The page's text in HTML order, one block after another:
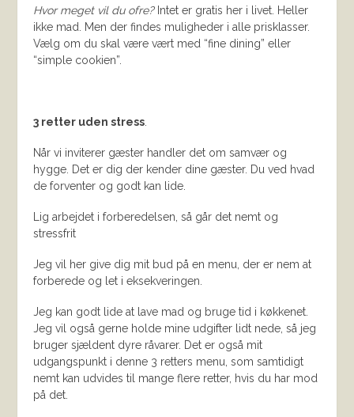
Hvor meget vil du ofre?Intet er gratis her i livet. Heller
ikke mad. Men der findes muligheder i alle prisklasser.
Vælg om du skal være vært med “fine dining” eller
“simple cookien”.
3 retter uden stress
Når vi inviterer gæster handler det om samvær og
hygge. Det er dig der kender dine gæster. Du ved hvad
de forventer og godt kan lide.
Lig arbejdet i forberedelsen, så går det nemt og
stressfrit
Jeg vil her give dig mit bud på en menu, der er nem at
forberede og let i eksekveringen.
Jeg kan godt lide at lave mad og bruge tid i køkkenet.
Jeg vil også gerne holde mine udgifter lidt nede, så jeg
bruger sjældent dyre råvarer. Det er også mit
udgangspunkt i denne 3 retters menu, som samtidigt
nemt kan udvides til mange flere retter, hvis du har mod
på det.